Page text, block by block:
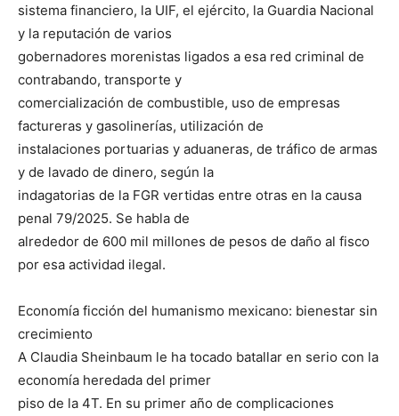
sistema financiero, la UIF, el ejército, la Guardia Nacional
y la reputación de varios
gobernadores morenistas ligados a esa red criminal de
contrabando, transporte y
comercialización de combustible, uso de empresas
factureras y gasolinerías, utilización de
instalaciones portuarias y aduaneras, de tráfico de armas
y de lavado de dinero, según la
indagatorias de la FGR vertidas entre otras en la causa
penal 79/2025. Se habla de
alrededor de 600 mil millones de pesos de daño al fisco
por esa actividad ilegal.
Economía ficción del humanismo mexicano: bienestar sin
crecimiento
A Claudia Sheinbaum le ha tocado batallar en serio con la
economía heredada del primer
piso de la 4T. En su primer año de complicaciones